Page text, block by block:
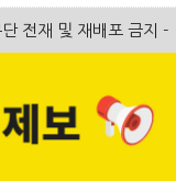
전재 및 재배포 금지 -